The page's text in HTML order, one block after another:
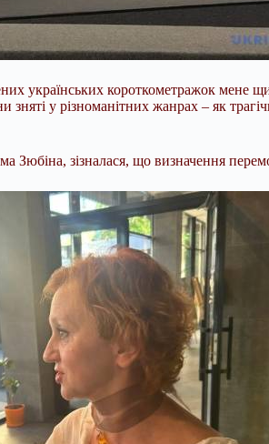
українських короткометражок мене
зняті у різноманітних жанрах – як
Зюбіна, зізналася, що визначення